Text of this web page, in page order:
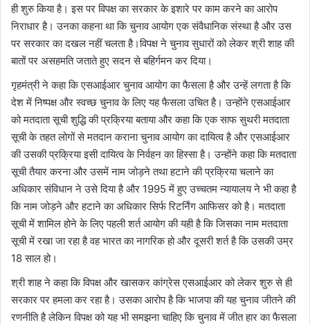
ही शुरु किया है। इस पर विपक्ष का सरकार के इशारे पर काम करने का आरोप
निराधार है। उनका कहना था कि चुनाव आयोग एक संवैधानिक संस्था है और उस
पर सरकार का दखल नहीं चलता है।विपक्ष ने चुनाव सुधारों को लेकर श्री शाह की
बातों पर असहमति जताते हुए सदन से बहिर्गमन कर दिया।
गृहमंत्री ने कहा कि एसआईआर चुनाव आयोग का फैसला है और उन्हें लगता है कि
देश में निष्पक्ष और स्वच्छ चुनाव के लिए यह फैसला उचित है। उन्होंने एसआईआर
को मतदाता सूची शुद्धि की प्रक्रिया बताया और कहा कि एक साफ सुथरी मतदाता
सूची के तहत लोगों से मतदान कराना चुनाव आयोग का दायित्व है और एसआईआर
की उसकी प्रक्रिया इसी दायित्व के निर्वहन का हिस्सा है। उन्होंने कहा कि मतदाता
सूची तैयार करना और उसमें नाम जोड़ने तथा हटाने की प्रक्रिया चलाने का
अधिकार संविधान ने उसे दिया है और 1995 में हुए उच्चतम न्यायालय ने भी कहा है
कि नाम जोड़ने और हटाने का अधिकार सिर्फ रिटर्निंग आफिसर को है। मतदाता
सूची में शामिल होने के लिए पहली शर्त आयोग की यही है कि जिसका नाम मतदाता
सूची में रखा जा रहा है वह भारत का नागरिक हो और दूसरी शर्त है कि उसकी उम्र
18 साल हो।
श्री शाह ने कहा कि विपक्ष और खासकर कांग्रेस एसआईआर को लेकर शुरु से ही
सरकार पर हमला कर रहा है। उसका आरोप है कि भाजपा की यह चुनाव जीतने की
रणनीति है लेकिन विपक्ष को यह भी समझना चाहिए कि चुनाव में जीत हार का फैसला